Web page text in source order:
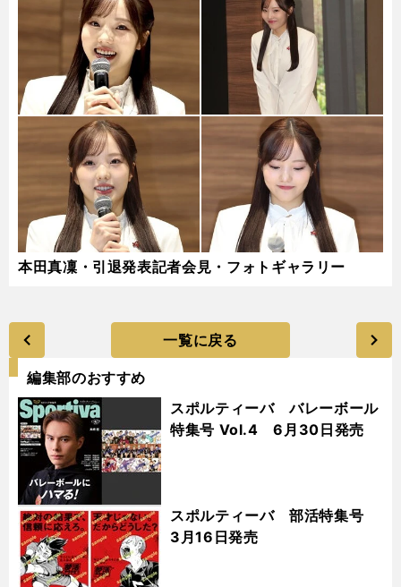
本田真凜・引退発表記者会見・フォトギャラリー
一覧に戻る
編集部のおすすめ
スポルティーバ バレーボール
特集号 Vol.4 6月30日発売
スポルティーバ 部活特集号
3月16日発売